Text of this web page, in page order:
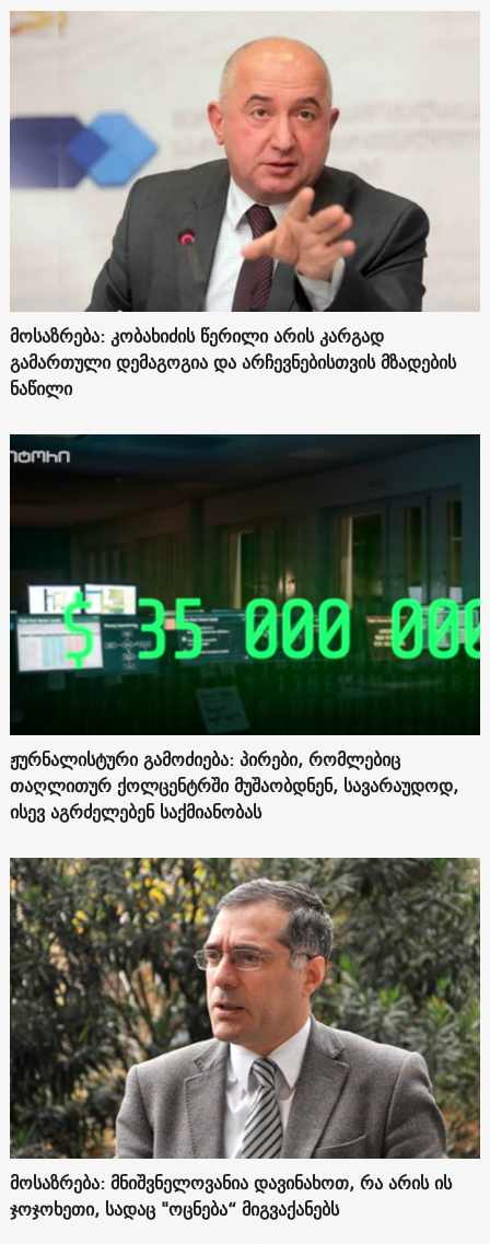
მოსაზრება: კობახიძის წერილი არის კარგად
გამართული დემაგოგია და არჩევნებისთვის მზადების
ნაწილი
ჟურნალისტური გამოძიება: პირები, რომლებიც
თაღლითურ ქოლცენტრში მუშაობდნენ, სავარაუდოდ,
ისევ აგრძელებენ საქმიანობას
მოსაზრება: მნიშვნელოვანია დავინახოთ, რა არის ის
ჯოჯოხეთი, სადაც "ოცნება“ მიგვაქანებს